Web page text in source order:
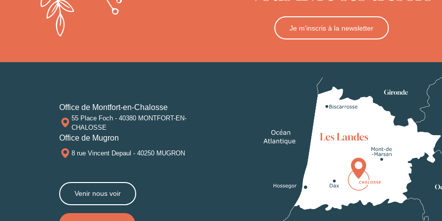
Je m'inscris à la newsletter
Office de Montfort-en-Chalosse
55 Place Foch - 40380 MONTFORT-EN-
CHALOSSE
Office de Mugron
8 rue Vincent Depaul - 40250 MUGRON
Venir nous voir